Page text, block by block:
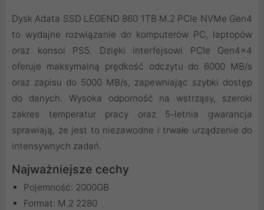
Dysk Adata SSD LEGEND 860 1TB M.2 PCIe NVMe Gen4
to wydajne rozwiązanie do komputerów PC, laptopów
oraz konsol PS5. Dzięki interfejsowi PCIe Gen4x4
oferuje maksymalną prędkość odczytu do 6000 MB/s
oraz zapisu do 5000 MB/s, zapewniając szybki dostęp
do danych. Wysoka odporność na wstrząsy, szeroki
zakres temperatur pracy oraz 5-letnia gwarancja
sprawiają, że jest to niezawodne i trwałe urządzenie do
intensywnych zadań.
Najważniejsze cechy
Pojemność: 2000GB
Format: M.2 2280